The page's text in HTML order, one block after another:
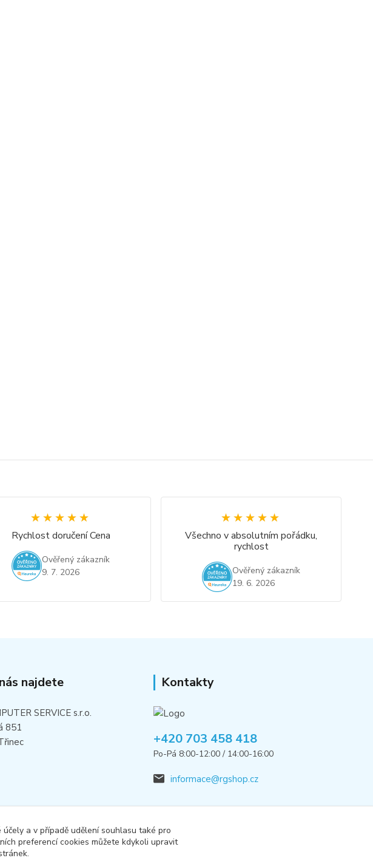
★★★★★
★★★★★
Rychlost doručení Cena
Ověřený zákazník
9. 7. 2026
★★★★★
★★★★★
Všechno v absolutním pořádku,
rychlost
Ověřený zákazník
19. 6. 2026
najdete
SERVICE s.r.o.
851
Kontakty
+420 703 458 418
Po-Pá 8:00-12:00 / 14:00-16:00
informace@rgshop.cz
a v případě udělení souhlasu také pro
preferencí cookies můžete kdykoli upravit